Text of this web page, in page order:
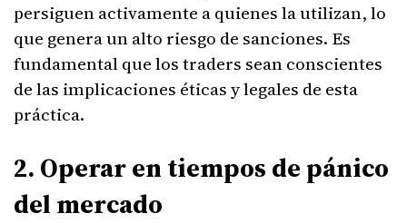
persiguen activamente a quienes la utilizan, lo
que genera un alto riesgo de sanciones. Es
fundamental que los traders sean conscientes
de las implicaciones éticas y legales de esta
práctica.
2. Operar en tiempos de pánico
del mercado